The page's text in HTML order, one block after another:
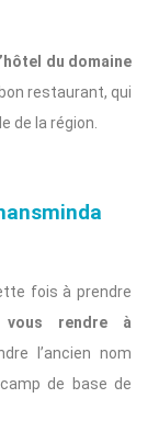
l’hôtel du domaine
restaurant, qui
de la région.
fois à prendre
vous rendre à
l’ancien nom
de base de